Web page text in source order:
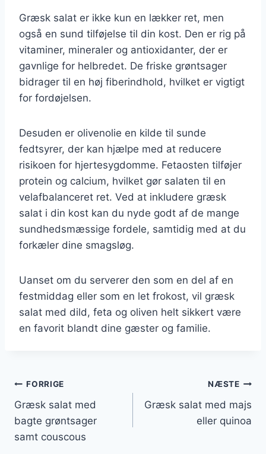
Græsk salat er ikke kun en lækker ret, men
også en sund tilføjelse til din kost. Den er rig på
vitaminer, mineraler og antioxidanter, der er
gavnlige for helbredet. De friske grøntsager
bidrager til en høj fiberindhold, hvilket er vigtigt
for fordøjelsen.
Desuden er olivenolie en kilde til sunde
fedtsyrer, der kan hjælpe med at reducere
risikoen for hjertesygdomme. Fetaosten tilføjer
protein og calcium, hvilket gør salaten til en
velafbalanceret ret. Ved at inkludere græsk
salat i din kost kan du nyde godt af de mange
sundhedsmæssige fordele, samtidig med at du
forkæler dine smagsløg.
Uanset om du serverer den som en del af en
festmiddag eller som en let frokost, vil græsk
salat med dild, feta og oliven helt sikkert være
en favorit blandt dine gæster og familie.
Indlægsnavigation
FORRIGE
Græsk salat med
bagte grøntsager
samt couscous
NÆSTE
Græsk salat med majs
eller quinoa